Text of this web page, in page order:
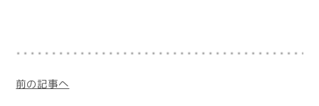
前の記事へ